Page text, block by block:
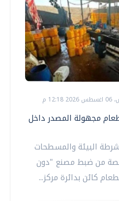
م
طعام مجهولة المصدر داخل
البيئة والمسطحات
من ضبط مصنع "دون
كائن بدائرة مركز...